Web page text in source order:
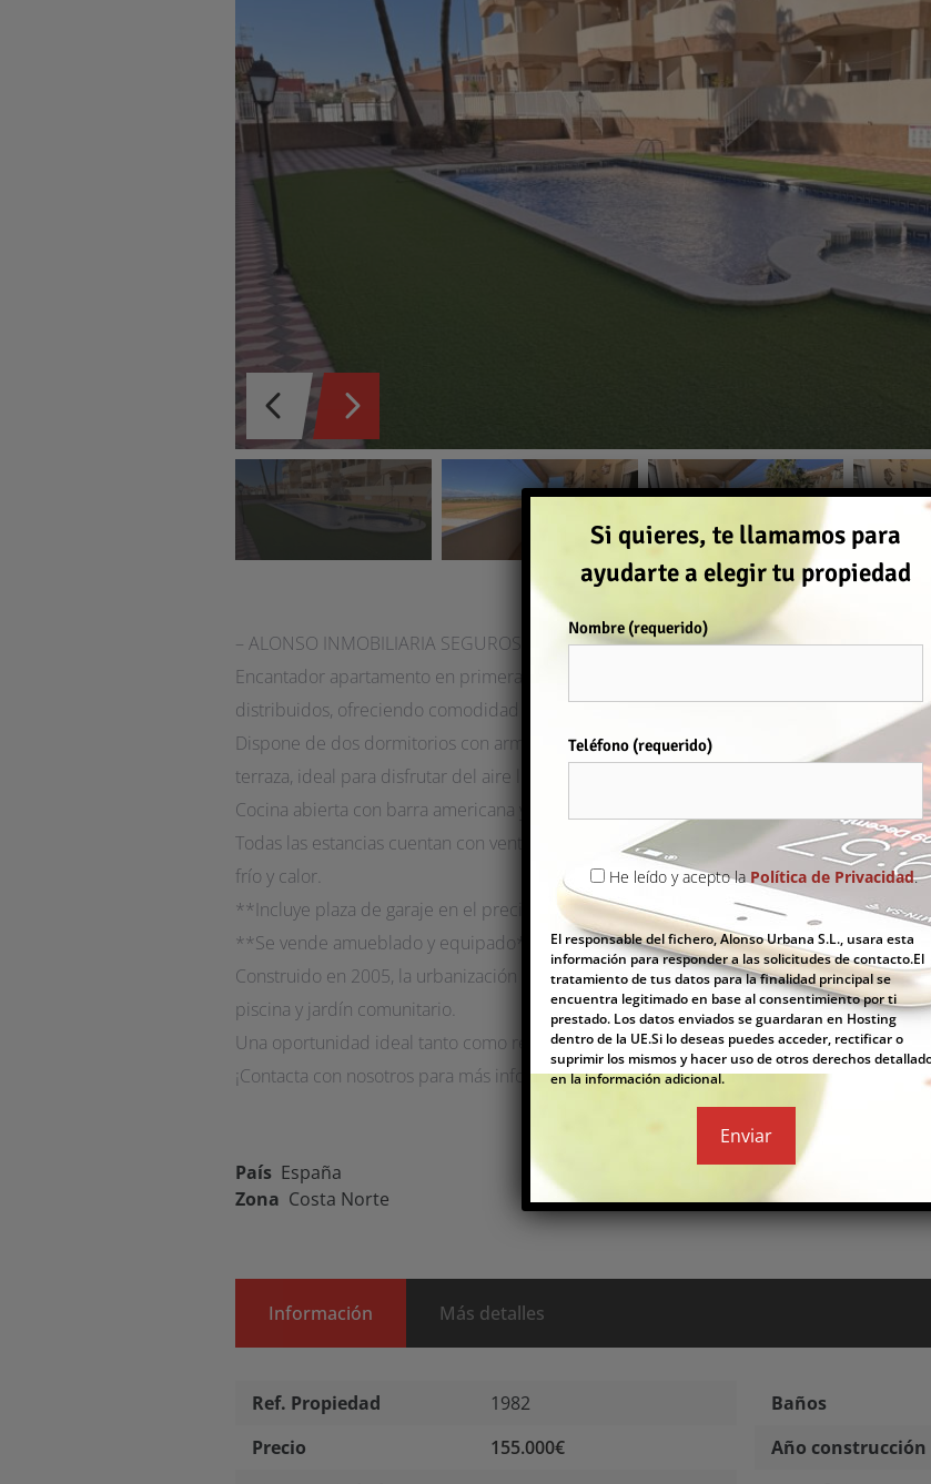
– ALONSO INMOBILIARIA SEGUROS –
Encantador apartamento en primera planta, ubicado a pocos metros de la playa. La
distribuidos, ofreciendo comodidad y funcionalidad en cada espacio.
Dispone de dos dormitorios con armarios empotrados. Un amplio y luminoso salón
terraza, ideal para disfrutar del aire libre.
Cocina abierta con barra americana y un baño completo.
Todas las estancias cuentan con ventiladores de techo con luz, y el salón dispone
frío y calor.
**Incluye plaza de garaje en el precio. **
**Se vende amueblado y equipado**
Construido en 2005, la urbanización se encuentra en excelente estado de conservación
piscina y jardín comunitario.
Una oportunidad ideal tanto como residencia habitual, segunda vivienda o inversión.
¡Contacta con nosotros para más información y programar una visita hoy mismo!
País España Province/State
Zona Costa Norte
Información Más detalles
Ref. Propiedad
1982
Precio
155.000€
Baños
Año construcción
Si quieres, te llamamos para
ayudarte a elegir tu propiedad
Nombre (requerido)
Por favor, deja este campo
Teléfono (requerido)
He leído y acepto laPolítica de Privacidad.
El responsable del fichero, Alonso Urbana S.L., usara esta
información para responder a las solicitudes de contacto.El
tratamiento de tus datos para la finalidad principal se
encuentra legitimado en base al consentimiento por ti
prestado. Los datos enviados se guardaran en Hosting
dentro de la UE.Si lo deseas puedes acceder, rectificar o
suprimir los mismos y hacer uso de otros derechos
en la información adicional.